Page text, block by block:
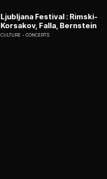
Ljubljana Festival : Rimski-
Korsakov, Falla, Bernstein
CULTURE CONCERTS